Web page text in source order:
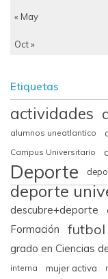
« May
Oct »
Etiquetas
actividades
alumnos uneatlantico
Campus Universitario
Deporte
deporte
descubre+deporte
Formación futbol
grado en Ciencias
interna mujer activa